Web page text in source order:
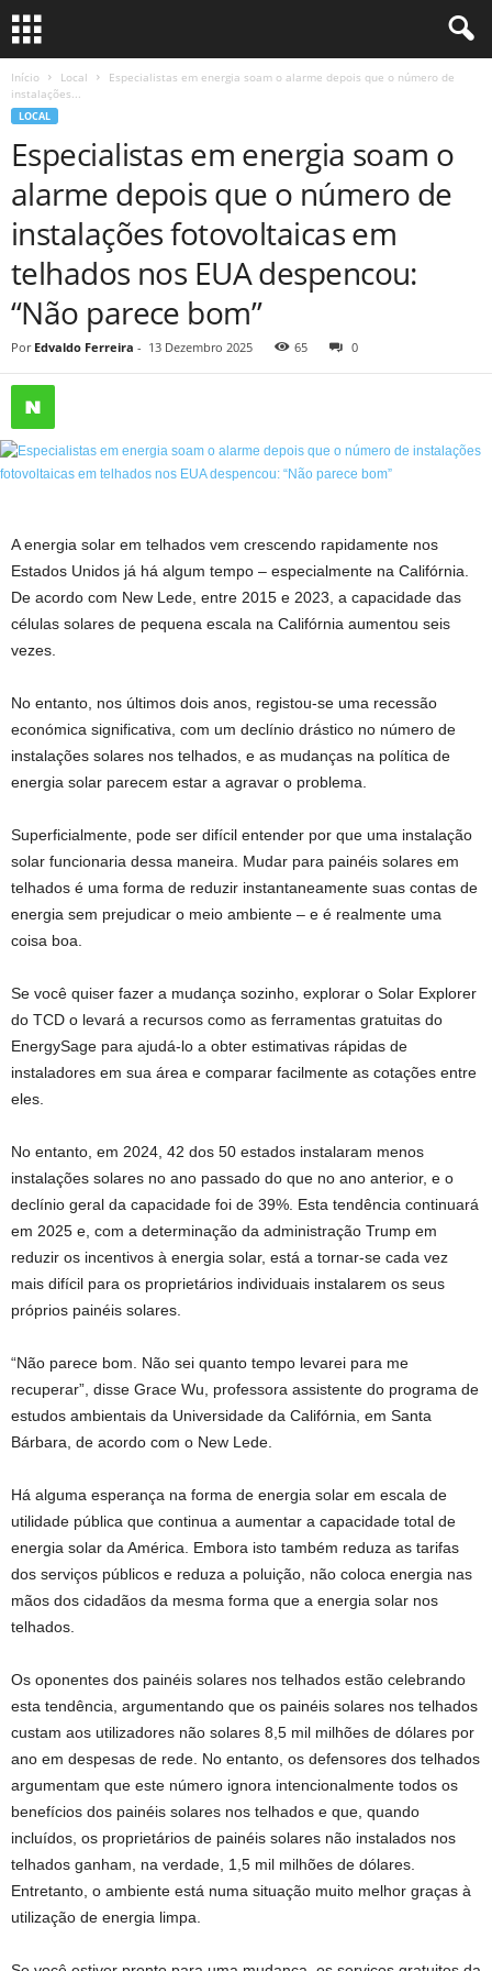
Início Local
Especialistas em energia soam o alarme depois que o número de
instalações...
LOCAL
Especialistas em energia soam o
alarme depois que o número de
instalações fotovoltaicas em
telhados nos EUA despencou:
“Não parece bom”
Por Edvaldo Ferreira - 13 Dezembro 2025 65 0
A energia solar em telhados vem crescendo rapidamente nos
Estados Unidos já há algum tempo – especialmente na Califórnia.
De acordo com New Lede, entre 2015 e 2023, a capacidade das
células solares de pequena escala na Califórnia aumentou seis
vezes.
No entanto, nos últimos dois anos, registou-se uma recessão
económica significativa, com um declínio drástico no número de
instalações solares nos telhados, e as mudanças na política de
energia solar parecem estar a agravar o problema.
Superficialmente, pode ser difícil entender por que uma instalação
solar funcionaria dessa maneira. Mudar para painéis solares em
telhados é uma forma de reduzir instantaneamente suas contas de
energia sem prejudicar o meio ambiente – e é realmente uma
coisa boa.
Se você quiser fazer a mudança sozinho, explorar o Solar Explorer
do TCD o levará a recursos como as ferramentas gratuitas do
EnergySage para ajudá-lo a obter estimativas rápidas de
instaladores em sua área e comparar facilmente as cotações entre
eles.
No entanto, em 2024, 42 dos 50 estados instalaram menos
instalações solares no ano passado do que no ano anterior, e o
declínio geral da capacidade foi de 39%. Esta tendência continuará
em 2025 e, com a determinação da administração Trump em
reduzir os incentivos à energia solar, está a tornar-se cada vez
mais difícil para os proprietários individuais instalarem os seus
próprios painéis solares.
“Não parece bom. Não sei quanto tempo levarei para me
recuperar”, disse Grace Wu, professora assistente do programa de
estudos ambientais da Universidade da Califórnia, em Santa
Bárbara, de acordo com o New Lede.
Há alguma esperança na forma de energia solar em escala de
utilidade pública que continua a aumentar a capacidade total de
energia solar da América. Embora isto também reduza as tarifas
dos serviços públicos e reduza a poluição, não coloca energia nas
mãos dos cidadãos da mesma forma que a energia solar nos
telhados.
Os oponentes dos painéis solares nos telhados estão celebrando
esta tendência, argumentando que os painéis solares nos telhados
custam aos utilizadores não solares 8,5 mil milhões de dólares por
ano em despesas de rede. No entanto, os defensores dos telhados
argumentam que este número ignora intencionalmente todos os
benefícios dos painéis solares nos telhados e que, quando
incluídos, os proprietários de painéis solares não instalados nos
telhados ganham, na verdade, 1,5 mil milhões de dólares.
Entretanto, o ambiente está numa situação muito melhor graças à
utilização de energia limpa.